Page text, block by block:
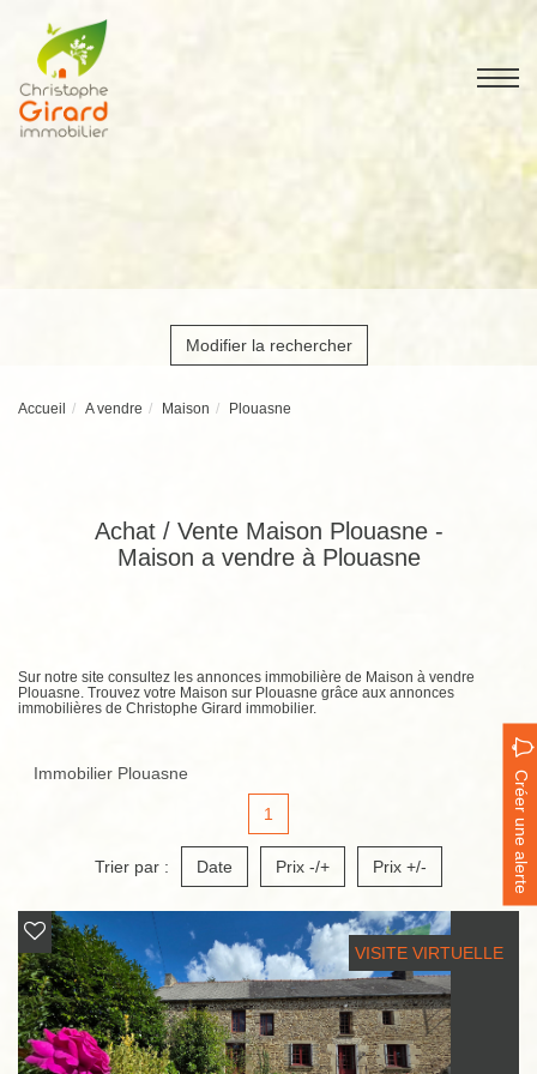
Modifier la rechercher
Accueil A vendre Maison Plouasne
Achat / Vente Maison Plouasne -
Maison a vendre à Plouasne
Sur notre site consultez les annonces immobilière de Maison à vendre
Plouasne. Trouvez votre Maison sur Plouasne grâce aux annonces
immobilières de Christophe Girard immobilier.
Immobilier Plouasne Créer une alerte
1
Trier par : Date Prix -/+ Prix +/-
VISITE VIRTUELLE